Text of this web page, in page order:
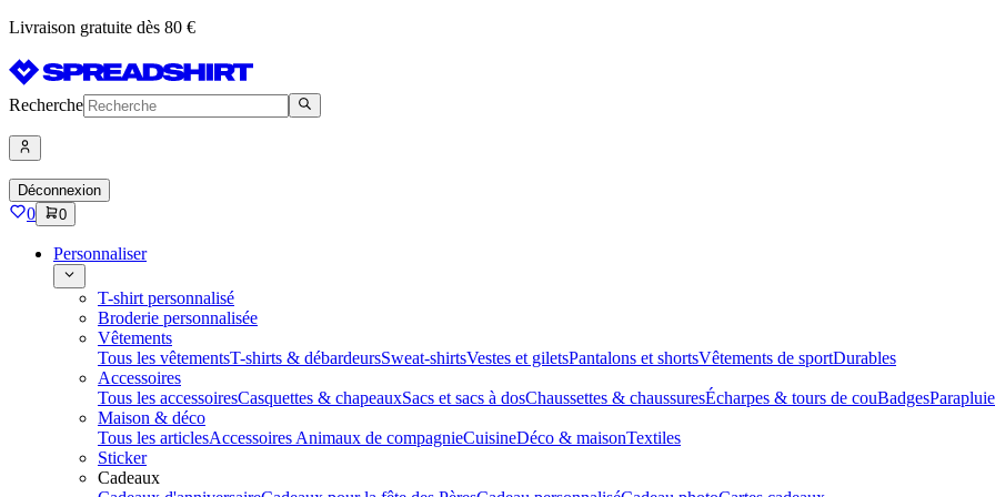
Livraison gratuite dès 80 €
Recherche
Déconnexion
0 0
Personnaliser
T-shirt personnalisé
Broderie personnalisée
Vêtements
Tous les vêtementsT-shirts & débardeursSweat-shirtsVestes et giletsPantalons et shortsVêtements de sportDurables
Accessoires
Tous les accessoiresCasquettes & chapeauxSacs et sacs à dosChaussettes & chaussuresÉcharpes & tours de couBadges
Maison & déco
Tous les articlesAccessoires Animaux de compagnieCuisineDéco & maisonTextiles
Sticker
Cadeaux